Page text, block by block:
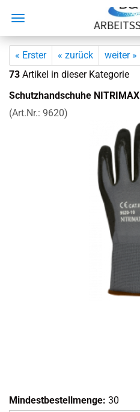
« Erster « zurück weiter »
73 Artikel in dieser Kategorie
Schutz­hand­schu­he NI­TRI­MAX
(Art.Nr.: 9620)
Mindestbestellmenge: 30